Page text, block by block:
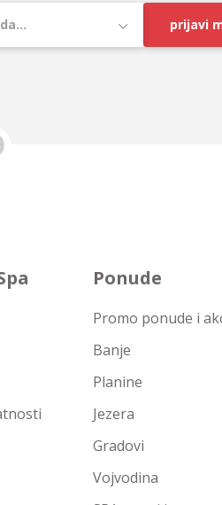
prijavi
Ponude
Promo ponude i
Banje
Planine
Jezera
Gradovi
Vojvodina